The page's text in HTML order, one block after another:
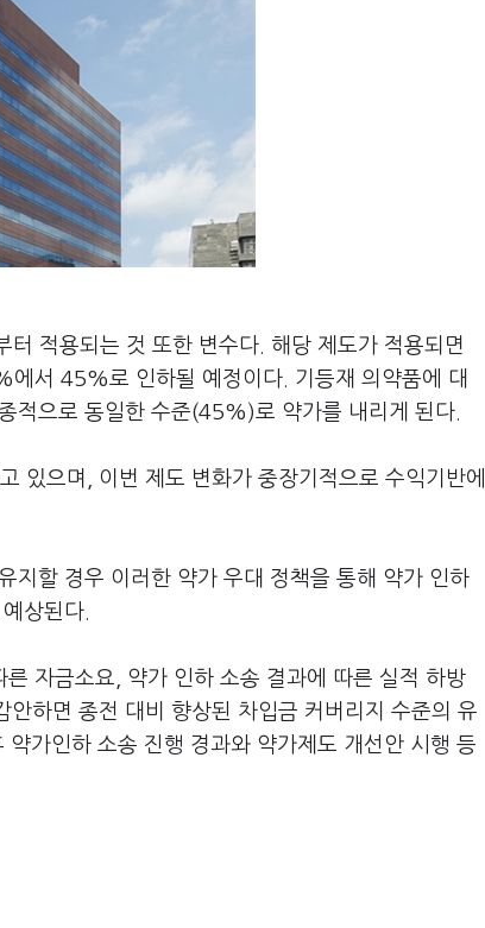
적용되는 것 또한 변수다. 해당 제도가 적용되면
서 45%로 인하될 예정이다. 기등재 의약품에 대
적으로 동일한 수준(45%)로 약가를 내리게 된다.
있으며, 이번 제도 변화가 중장기적으로 수익기반에
지할 경우 이러한 약가 우대 정책을 통해 약가 인하
상된다.
자금소요, 약가 인하 소송 결과에 따른 실적 하방
하면 종전 대비 향상된 차입금 커버리지 수준의 유
가인하 소송 진행 경과와 약가제도 개선안 시행 등